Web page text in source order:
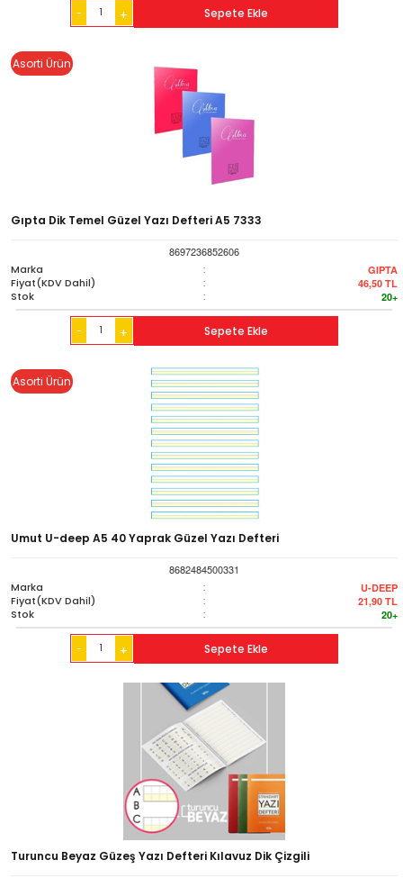
- + Sepete Ekle
Asorti Ürün
Gıpta Dik Temel Güzel Yazı Defteri A5 7333
8697236852606
Marka
: GIPTA
Fiyat(KDV Dahil) : 46,50 TL
Stok : 20+
- + Sepete Ekle
Asorti Ürün
Umut U-deep A5 40 Yaprak Güzel Yazı Defteri
8682484500331
Marka
: U-DEEP
Fiyat(KDV Dahil) : 21,90 TL
Stok : 20+
- + Sepete Ekle
Turuncu Beyaz Güzeş Yazı Defteri Kılavuz Dik Çizgili